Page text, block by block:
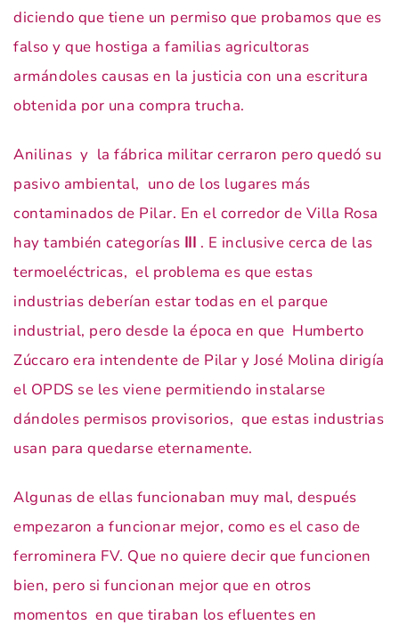
diciendo que tiene un permiso que probamos que es
falso y que hostiga a familias agricultoras
armándoles causas en la justicia con una escritura
obtenida por una compra trucha.
Anilinas y la fábrica militar cerraron pero quedó su
pasivo ambiental, uno de los lugares más
contaminados de Pilar. En el corredor de Villa Rosa
hay también categorías III . E inclusive cerca de las
termoeléctricas, el problema es que estas
industrias deberían estar todas en el parque
industrial, pero desde la época en que Humberto
Zúccaro era intendente de Pilar y José Molina dirigía
el OPDS se les viene permitiendo instalarse
dándoles permisos provisorios, que estas industrias
usan para quedarse eternamente.
Algunas de ellas funcionaban muy mal, después
empezaron a funcionar mejor, como es el caso de
ferrominera FV. Que no quiere decir que funcionen
bien, pero si funcionan mejor que en otros
momentos en que tiraban los efluentes en